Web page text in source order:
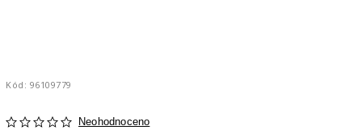
Kód: 96109779
Neohodnoceno